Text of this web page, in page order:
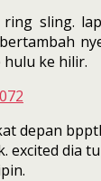
sling.
hulu ke hilir.
depan
excited dia